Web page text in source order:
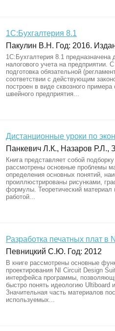
1С:Бухгалтерия 8.1
Пакулин В.Н. Год: 2016.
1С:Бухгалтерия 8.1 предназначена
налогового учета на
подготовка обязательной
соответствии с действующим
построен в виде сквозного
швейного предприятия...
Дистанционные уроки по
Панкевич Л.К., Назаров Р.Л.,
Книга представляет собой
рассмотрены основные проблемы
определения основных понятий,
проиллюстрированы рисунками,
формулы. Теоретический материал
работой...
Разработка печатных плат в
Певницкий С.Ю. Год: 2012
В книге рассмотрены основные
проектирования NI Circuit Design
интерфейса программы,
быстро понять идеологию
Значительная часть материалов
используемых...